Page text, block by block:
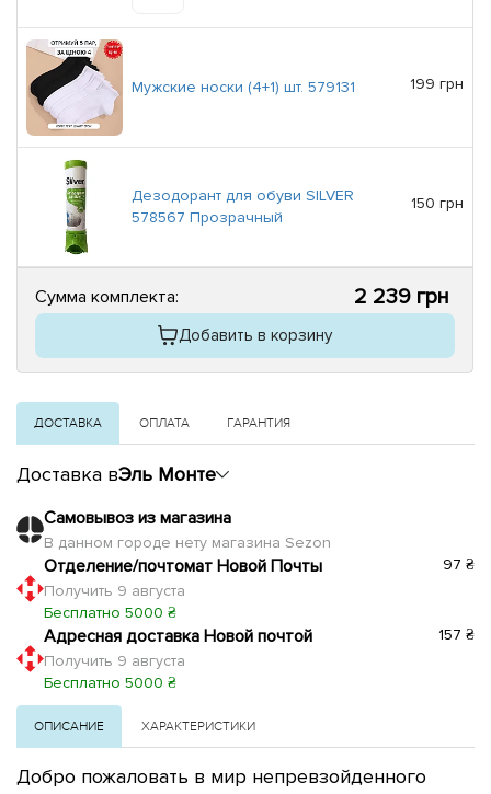
Мужские носки (4+1) шт. 579131 199 грн
Дезодорант для обуви SILVER
578567 Прозрачный
150 грн
Сумма комплекта: 2 239 грн
Добавить в корзину
ДОСТАВКА ОПЛАТА ГАРАНТИЯ
Доставка вЭль Монте
Самовывоз из магазина
В данном городе нету магазина Sezon
Отделение/почтомат Новой Почты
Получить 9 августа
Бесплатно 5000 ₴
97 ₴
Адресная доставка Новой почтой
Получить 9 августа
Бесплатно 5000 ₴
157 ₴
ОПИСАНИЕ ХАРАКТЕРИСТИКИ
Добро пожаловать в мир непревзойденного